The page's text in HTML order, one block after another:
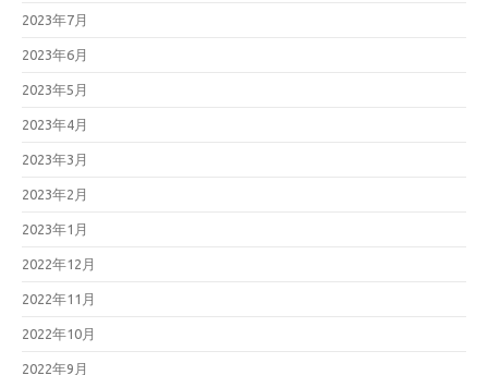
2023年7月
2023年6月
2023年5月
2023年4月
2023年3月
2023年2月
2023年1月
2022年12月
2022年11月
2022年10月
2022年9月